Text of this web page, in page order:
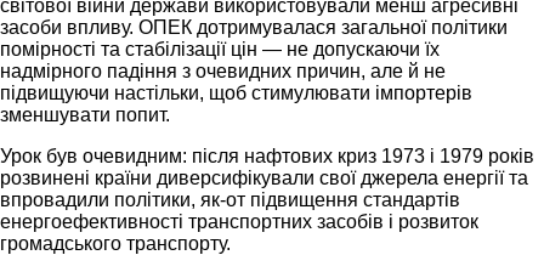
світової війни держави використовували менш агресивні
засоби впливу. ОПЕК дотримувалася загальної політики
помірності та стабілізації цін — не допускаючи їх
надмірного падіння з очевидних причин, але й не
підвищуючи настільки, щоб стимулювати імпортерів
зменшувати попит.
Урок був очевидним: після нафтових криз 1973 і 1979 років
розвинені країни диверсифікували свої джерела енергії та
впровадили політики, як-от підвищення стандартів
енергоефективності транспортних засобів і розвиток
громадського транспорту.